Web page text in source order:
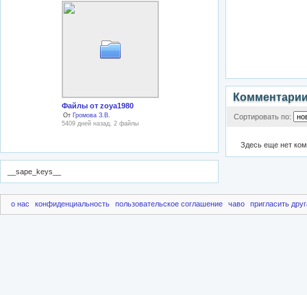
Файлы от zoya1980
От Громова З.В.
5409 дней назад, 2 файлы
__sape_keys__
Сортировать по:
Здесь еще нет
о нас конфиденциальность пользовательское соглашение чаво пригласить